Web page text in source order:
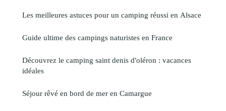
Les meilleures astuces pour un camping réussi en Alsace
Guide ultime des campings naturistes en France
Découvrez le camping saint denis d'oléron : vacances
idéales
Séjour rêvé en bord de mer en Camargue